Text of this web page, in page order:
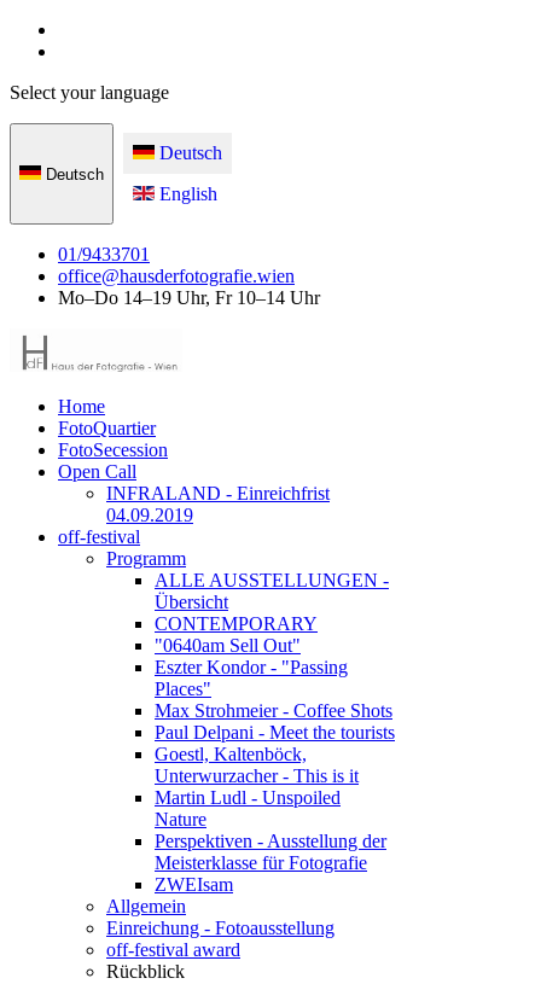
Select your language
Deutsch
Deutsch
English
01/9433701
office@hausderfotografie.wien
Mo–Do 14–19 Uhr, Fr 10–14 Uhr
Home
FotoQuartier
FotoSecession
Open Call
INFRALAND - Einreichfrist
04.09.2019
off-festival
Programm
ALLE AUSSTELLUNGEN -
Übersicht
CONTEMPORARY
"0640am Sell Out"
Eszter Kondor - "Passing
Places"
Max Strohmeier - Coffee Shots
Paul Delpani - Meet the tourists
Goestl, Kaltenböck,
Unterwurzacher - This is it
Martin Ludl - Unspoiled
Nature
Perspektiven - Ausstellung der
Meisterklasse für Fotografie
ZWEIsam
Allgemein
Einreichung - Fotoausstellung
off-festival award
Rückblick